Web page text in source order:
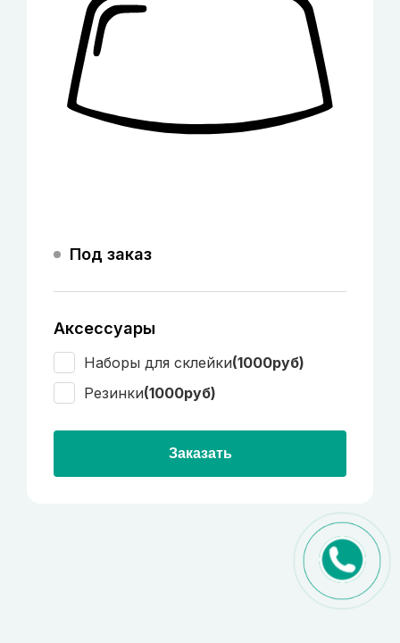
Под заказ
Аксессуары
Наборы для склейки(1000руб)
Резинки(1000руб)
Заказать